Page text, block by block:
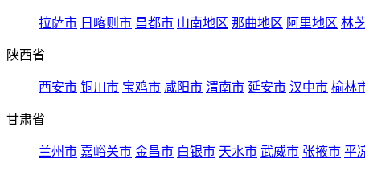
拉萨市 日喀则市 昌都市 山南地区 那曲地区 阿里地区 林
陕西省
西安市 铜川市 宝鸡市 咸阳市 渭南市 延安市 汉中市 榆林
甘肃省
兰州市 嘉峪关市 金昌市 白银市 天水市 武威市 张掖市 平